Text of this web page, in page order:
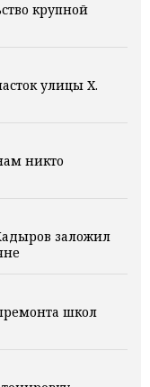
крупной
улицы Х.
никто
заложил
школ